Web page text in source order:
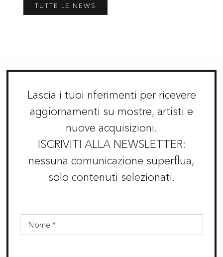
TUTTE LE NEWS
Lascia i tuoi riferimenti per ricevere
aggiornamenti su mostre, artisti e
nuove acquisizioni.
ISCRIVITI ALLA NEWSLETTER:
nessuna comunicazione superflua,
solo contenuti selezionati.